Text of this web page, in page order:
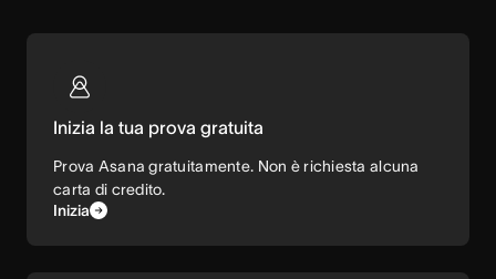
Inizia la tua prova gratuita
Prova Asana gratuitamente. Non è richiesta alcuna
carta di credito.
Inizia